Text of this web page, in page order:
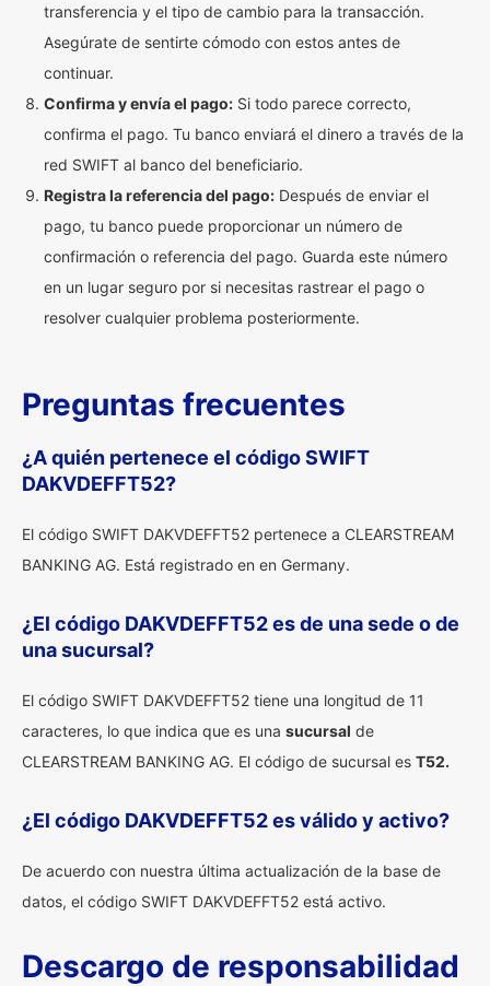
transferencia y el tipo de cambio para la transacción.
Asegúrate de sentirte cómodo con estos antes de
continuar.
Confirma y envía el pago: Si todo parece correcto,
confirma el pago. Tu banco enviará el dinero a través de la
red SWIFT al banco del beneficiario.
Registra la referencia del pago: Después de enviar el
pago, tu banco puede proporcionar un número de
confirmación o referencia del pago. Guarda este número
en un lugar seguro por si necesitas rastrear el pago o
resolver cualquier problema posteriormente.
Preguntas frecuentes
¿A quién pertenece el código SWIFT
DAKVDEFFT52?
El código SWIFT DAKVDEFFT52 pertenece a CLEARSTREAM
BANKING AG. Está registrado en en Germany.
¿El código DAKVDEFFT52 es de una sede o de
una sucursal?
El código SWIFT DAKVDEFFT52 tiene una longitud de 11
caracteres, lo que indica que es una sucursal de
CLEARSTREAM BANKING AG. El código de sucursal es T52.
¿El código DAKVDEFFT52 es válido y activo?
De acuerdo con nuestra última actualización de la base de
datos, el código SWIFT DAKVDEFFT52 está activo.
Descargo de responsabilidad